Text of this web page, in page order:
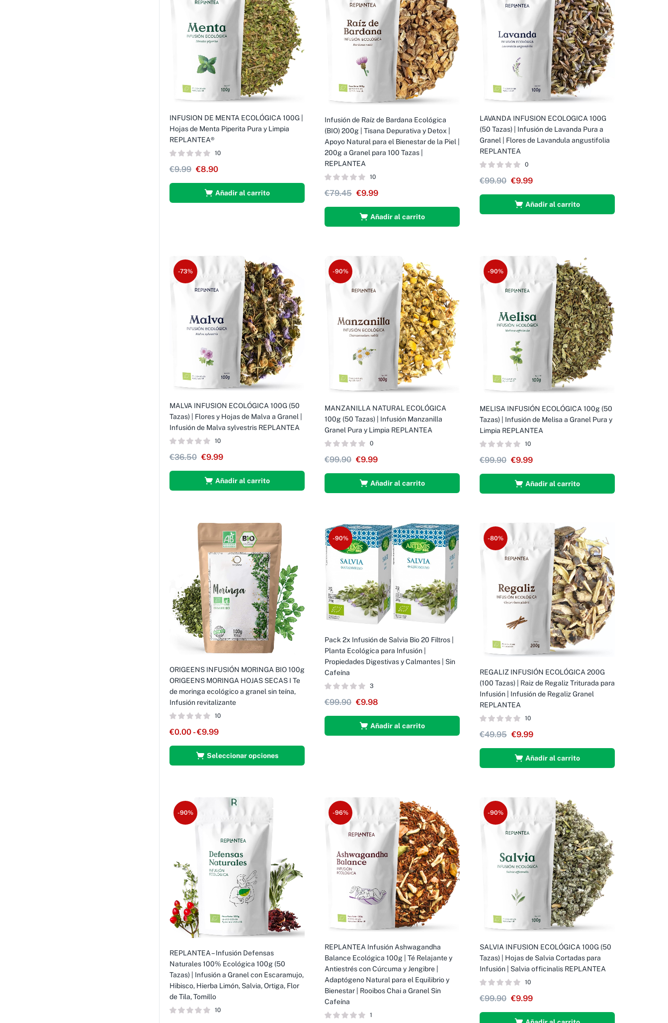
INFUSION DE MENTA ECOLÓGICA 100G |
Hojas de Menta Piperita Pura y Limpia
REPLANTEA®
10
€9.99 €8.90
Añadir al carrito
Infusión de Raíz de Bardana Ecológica
(BIO) 200g | Tisana Depurativa y Detox |
Apoyo Natural para el Bienestar de la Piel |
200g a Granel para 100 Tazas |
REPLANTEA
10
€79.45 €9.99
Añadir al carrito
LAVANDA INFUSION ECOLOGICA 100G
(50 Tazas) | Infusión de Lavanda Pura a
Granel | Flores de Lavandula angustifolia
REPLANTEA
0
€99.90 €9.99
Añadir al carrito
-73%
MALVA INFUSION ECOLÓGICA 100G (50
Tazas) | Flores y Hojas de Malva a Granel |
Infusión de Malva sylvestris REPLANTEA
10
€36.50 €9.99
Añadir al carrito
-90%
MANZANILLA NATURAL ECOLÓGICA
100g (50 Tazas) | Infusión Manzanilla
Granel Pura y Limpia REPLANTEA
0
€99.90 €9.99
Añadir al carrito
-90%
MELISA INFUSIÓN ECOLÓGICA 100g (50
Tazas) | Infusión de Melisa a Granel Pura y
Limpia REPLANTEA
10
€99.90 €9.99
Añadir al carrito
ORIGEENS INFUSIÓN MORINGA BIO 100g
ORIGEENS MORINGA HOJAS SECAS I Te
de moringa ecológico a granel sin teína,
Infusión revitalizante
10
€0.00 - €9.99
Seleccionar opciones
-90%
Pack 2x Infusión de Salvia Bio 20 Filtros |
Planta Ecológica para Infusión |
Propiedades Digestivas y Calmantes | Sin
Cafeína
3
€99.90 €9.98
Añadir al carrito
-80%
REGALIZ INFUSIÓN ECOLÓGICA 200G
(100 Tazas) | Raiz de Regaliz Triturada para
Infusión | Infusión de Regaliz Granel
REPLANTEA
10
€49.95 €9.99
Añadir al carrito
-90%
REPLANTEA – Infusión Defensas
Naturales 100% Ecológica 100g (50
Tazas) | Infusión a Granel con Escaramujo,
Hibisco, Hierba Limón, Salvia, Ortiga, Flor
de Tila, Tomillo
10
-96%
REPLANTEA Infusión Ashwagandha
Balance Ecológica 100g | Té Relajante y
Antiestrés con Cúrcuma y Jengibre |
Adaptógeno Natural para el Equilibrio y
Bienestar | Rooibos Chai a Granel Sin
Cafeína
1
-90%
SALVIA INFUSION ECOLÓGICA 100G (50
Tazas) | Hojas de Salvia Cortadas para
Infusión | Salvia officinalis REPLANTEA
10
€99.90 €9.99